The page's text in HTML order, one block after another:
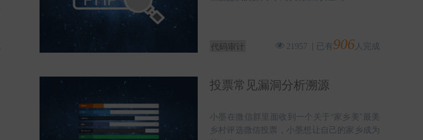
代码审计 21957 已有 906人完成
投票常见漏洞分析溯源
小墨在微信群里面收到一个关于“家乡美”最美
乡村评选微信投票，小墨想让自己的家乡成为